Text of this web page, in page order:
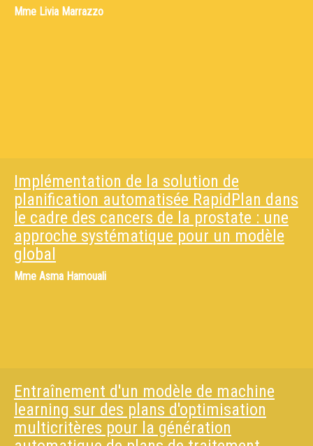
Mme Livia Marrazzo
Implémentation de la solution de
planification automatisée RapidPlan dans
le cadre des cancers de la prostate : une
approche systématique pour un modèle
global
Mme Asma Hamouali
Entraînement d'un modèle de machine
learning sur des plans d'optimisation
multicritères pour la génération